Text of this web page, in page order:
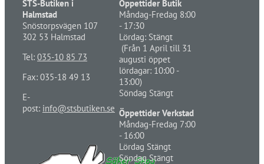
STS-Butiken i
Halmstad
Snöstorpsvägen 107
302 53 Halmstad
Tel: 035-10 85 73
Fax: 035-18 49 13
E-
post: info@stsbutiken.se
Öppettider Butik
Måndag-Fredag 8:00
- 17:30
Lördag: Stängt
(Från 1 April till 31
augusti öppet
lördagar: 10:00 -
13:00)
Söndag Stängt
Öppettider Verkstad
Måndag-Fredag 7:00
- 16:00
Lördag Stängt
Söndag Stängt